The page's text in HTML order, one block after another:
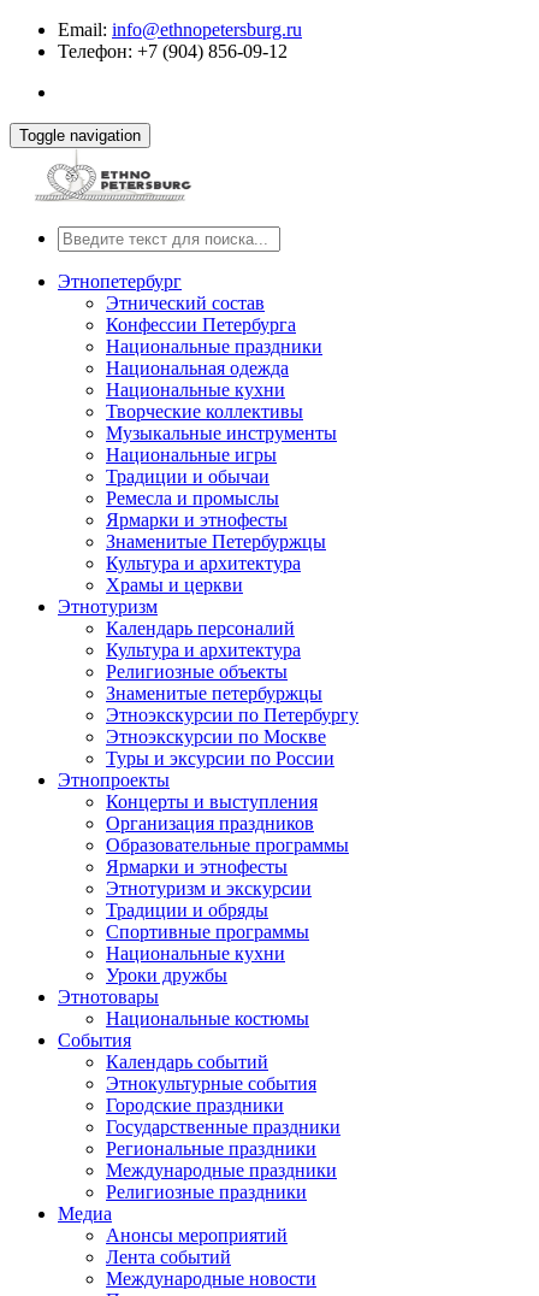
Email: info@ethnopetersburg.ru
Телефон: +7 (904) 856-09-12
Toggle navigation
Этнопетербург
Этнический состав
Конфессии Петербурга
Национальные праздники
Национальная одежда
Национальные кухни
Творческие коллективы
Музыкальные инструменты
Национальные игры
Традиции и обычаи
Ремесла и промыслы
Ярмарки и этнофесты
Знаменитые Петербуржцы
Культура и архитектура
Храмы и церкви
Этнотуризм
Календарь персоналий
Культура и архитектура
Религиозные объекты
Знаменитые петербуржцы
Этноэкскурсии по Петербургу
Этноэкскурсии по Москве
Туры и эксурсии по России
Этнопроекты
Концерты и выступления
Организация праздников
Образовательные программы
Ярмарки и этнофесты
Этнотуризм и экскурсии
Традиции и обряды
Спортивные программы
Национальные кухни
Уроки дружбы
Этнотовары
Национальные костюмы
События
Календарь событий
Этнокультурные события
Городские праздники
Государственные праздники
Региональные праздники
Международные праздники
Религиозные праздники
Медиа
Анонсы мероприятий
Лента событий
Международные новости